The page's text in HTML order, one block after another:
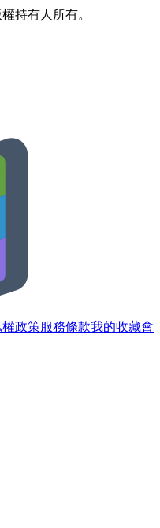
持有人所有。
權政策服務條款我的收藏會